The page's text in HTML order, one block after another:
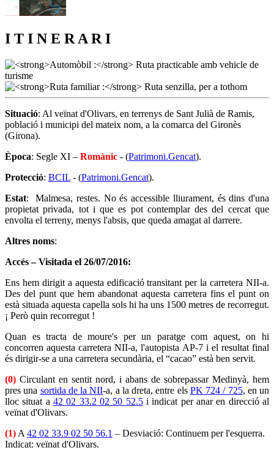
I T I N E R A R I
Situació: Al veïnat d'Olivars, en terrenys de Sant Julià de Ramis,
població i municipi del mateix nom, a la comarca del Gironès
(Girona).
Època: Segle XI – Romànic - (Patrimoni.Gencat).
Protecció: BCIL - (Patrimoni.Gencat).
Estat: Malmesa, restes. No és accessible lliurament, és dins d'una
propietat privada, tot i que es pot contemplar des del cercat que
envolta el terreny, menys l'absis, que queda amagat al darrere.
Altres noms:
Accés – Visitada el 26/07/2016:
Ens hem dirigit a aquesta edificació transitant per la carretera NII-a.
Des del punt que hem abandonat aquesta carretera fins el punt on
està situada aquesta capella sols hi ha uns 1500 metres de recorregut.
¡ Però quin recorregut !
Quan es tracta de moure's per un paratge com aquest, on hi
concorren aquesta carretera NII-a, l'autopista AP-7 i el resultat final
és dirigir-se a una carretera secundària, el “cacao” està ben servit.
(0) Circulant en sentit nord, i abans de sobrepassar Medinyà, hem
pres una sortida de la NII-a, a la dreta, entre els PK 724 / 725, en un
lloc situat a 42 02 33.2 02 50 52.5i indicat per anar en direcció al
veïnat d'Olivars.
(1) A 42 02 33.9 02 50 56.1 – Desviació: Continuem per l'esquerra.
Indicat: veïnat d'Olivars.